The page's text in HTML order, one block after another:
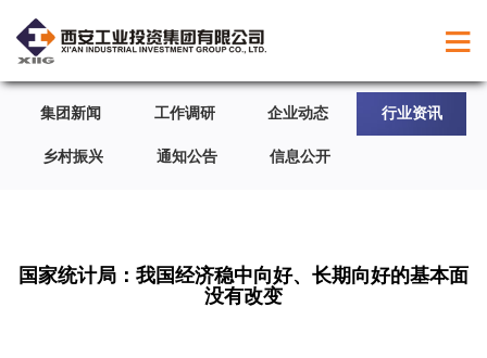
集团新闻 工作调研 企业动态 行业资讯
乡村振兴 通知公告 信息公开
国家统计局：我国经济稳中向好、长期向好的基本面
没有改变